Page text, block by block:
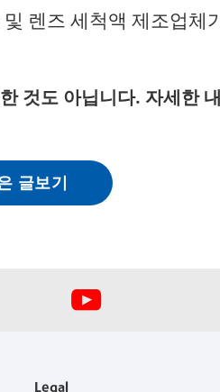
렌즈 세척액 제조업
것도 아닙니다. 자세한
글보기
Legal